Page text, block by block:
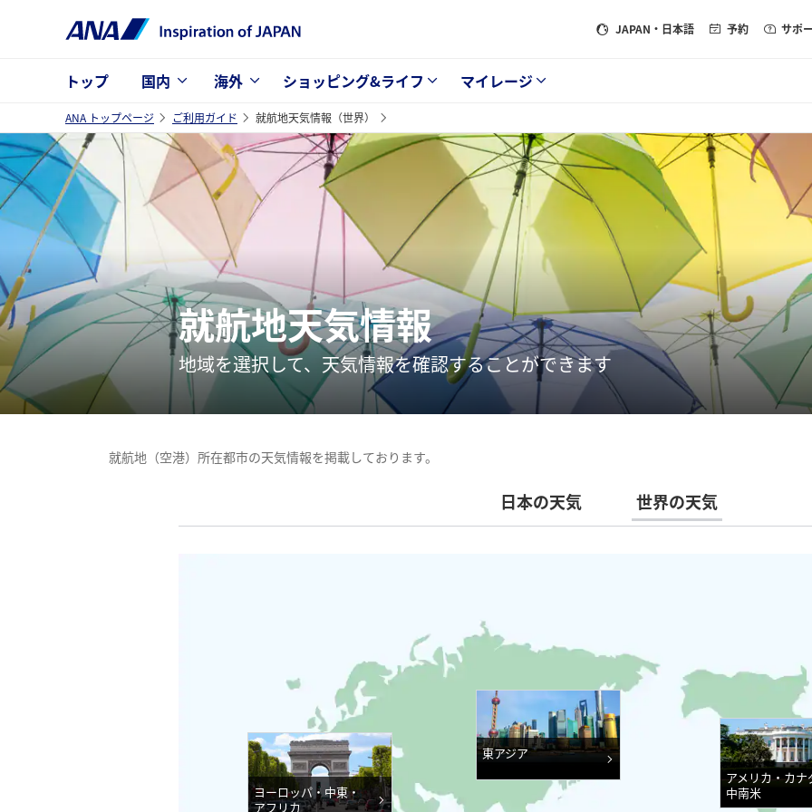
JAPAN ・日本語 予約 サポ
トップ 国内 海外 ショッピング&ライフ マイレージ
ANA トップページ ご利用ガイド 就航地天気情報（世界）
就航地天気情報
地域を選択して、天気情報を確認することができます
就航地（空港）所在都市の天気情報を掲載しております。
日本の天気 世界の天気
ヨーロッパ・中東・
アフリカ
東アジア
アメリカ・カナ
中南米